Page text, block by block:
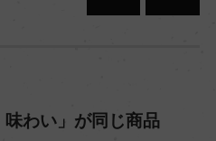
味わい」が同じ商品